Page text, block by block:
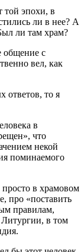
той эпохи, в
ли в нее? А
ли там храм?
общение с
вел, как
ответов, то я
в
что
некой
поминаемого
в храмовом
про «поставить
правилам,
в том